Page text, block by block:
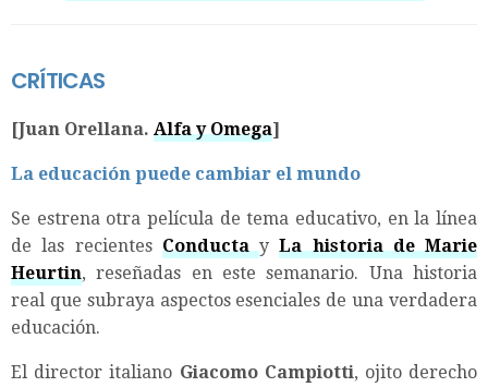
CRÍTICAS
[Juan Orellana. Alfa y Omega]
La educación puede cambiar el mundo
Se estrena otra película de tema educativo, en la línea
de las recientes ConductayLa historia de Marie
Heurtin, reseñadas en este semanario. Una historia
real que subraya aspectos esenciales de una verdadera
educación.
El director italiano Giacomo Campiotti, ojito derecho